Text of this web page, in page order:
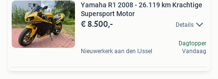
Yamaha R1 2008 - 26.119 km Krachtige
Supersport Motor
€ 8.500,- Details
Nieuwerkerk aan den IJssel
Dagtopper
Vandaag